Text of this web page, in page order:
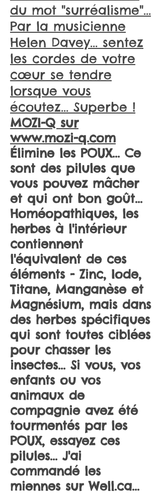
du mot "surréalisme"...
Par la musicienne
Helen Davey... sentez
les cordes de votre
cœur se tendre
lorsque vous
écoutez... Superbe !
MOZI-Q sur
www.mozi-q.com
Élimine les POUX... Ce
sont des pilules que
vous pouvez mâcher
et qui ont bon goût...
Homéopathiques, les
herbes à l'intérieur
contiennent
l'équivalent de ces
éléments - Zinc, Iode,
Titane, Manganèse et
Magnésium, mais dans
des herbes spécifiques
qui sont toutes ciblées
pour chasser les
insectes... Si vous, vos
enfants ou vos
animaux de
compagnie avez été
tourmentés par les
POUX, essayez ces
pilules... J'ai
commandé les
miennes sur Well.ca...